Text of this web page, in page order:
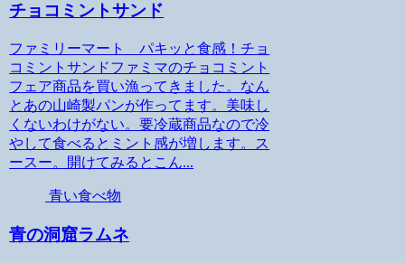
チョコミントサンド
ファミリーマート パキッと食感！チョ
コミントサンドファミマのチョコミント
フェア商品を買い漁ってきました。なん
とあの山崎製パンが作ってます。美味し
くないわけがない。要冷蔵商品なので冷
やして食べるとミント感が増します。ス
ースー。開けてみるとこん...
青い食べ物
青の洞窟ラムネ